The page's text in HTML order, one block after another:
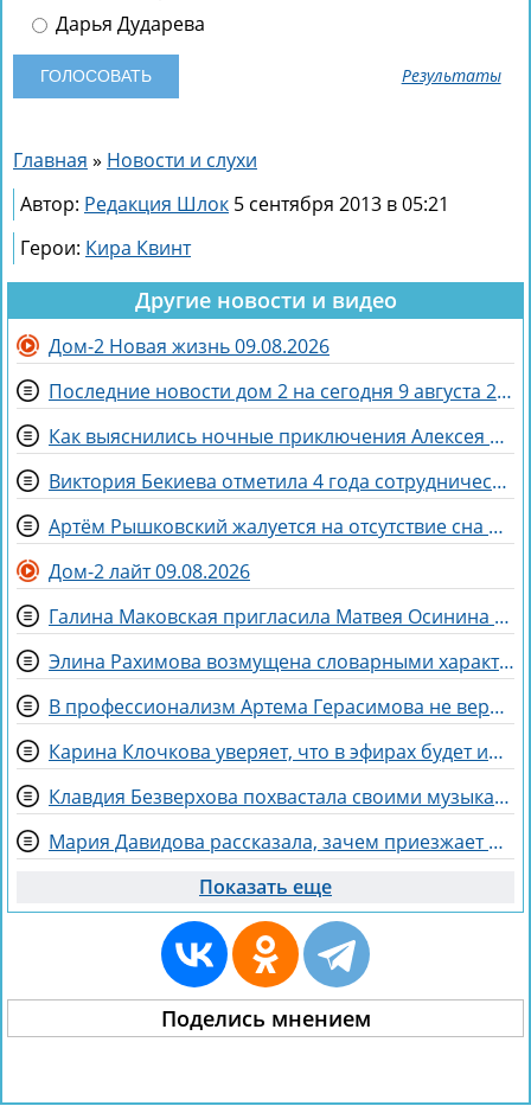
Дарья Дударева
Результаты
Главная » Новости и слухи
Автор: Редакция Шлок 5 сентября 2013 в 05:21
Герои: Кира Квинт
Другие новости и видео
Дом-2 Новая жизнь 09.08.2026
Последние новости дом 2 на сегодня 9 августа 2026
Как выяснились ночные приключения Алексея Адеева, спасающего мир поэзией
Виктория Бекиева отметила 4 года сотрудничества с Домом 2
Артём Рышковский жалуется на отсутствие сна из-за Нади Ермаковой
Дом-2 лайт 09.08.2026
Галина Маковская пригласила Матвея Осинина на стендап
Элина Рахимова возмущена словарными характеристиками со стороны Насти Ромашовой
В профессионализм Артема Герасимова не верят зрители Дома 2
Карина Клочкова уверяет, что в эфирах будет интересна её пара с Евгением Петуховым
Клавдия Безверхова похвастала своими музыкальными успехами
Мария Давидова рассказала, зачем приезжает на Дом 2 к Рышковскому
Показать еще
Поделись мнением